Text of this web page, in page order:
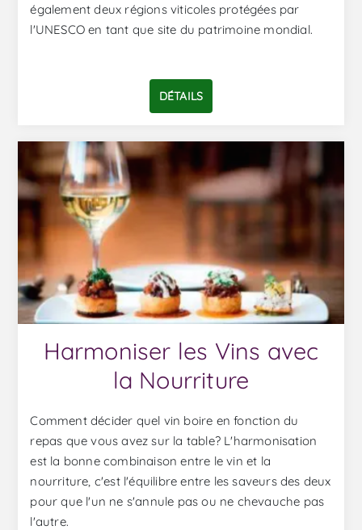
également deux régions viticoles protégées par
l'UNESCO en tant que site du patrimoine mondial.
DÉTAILS
Harmoniser les Vins avec
la Nourriture
Comment décider quel vin boire en fonction du
repas que vous avez sur la table? L'harmonisation
est la bonne combinaison entre le vin et la
nourriture, c'est l'équilibre entre les saveurs des deux
pour que l'un ne s'annule pas ou ne chevauche pas
l'autre.